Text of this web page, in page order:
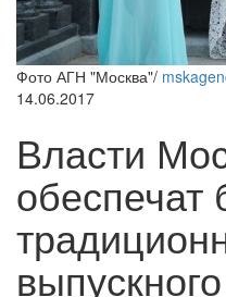
Фото АГН "Москва"/
14.06.2017
Власти
обеспечат